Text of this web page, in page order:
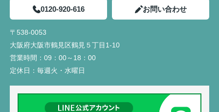
0120-920-616 お問い合わせ
〒538-0053
大阪府大阪市鶴見区鶴見５丁目1-10
営業時間： 09：00～18：00
定休日： 毎週火・水曜日